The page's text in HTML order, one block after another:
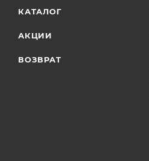
КАТАЛОГ
АКЦИИ
ВОЗВРАТ